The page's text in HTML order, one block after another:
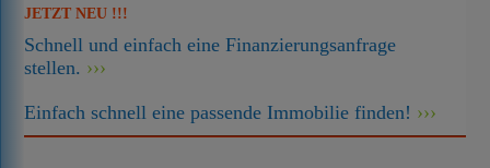
JETZT NEU !!!
Schnell und einfach eine Finanzierungsanfrage
stellen.
Einfach schnell eine passende Immobilie finden!